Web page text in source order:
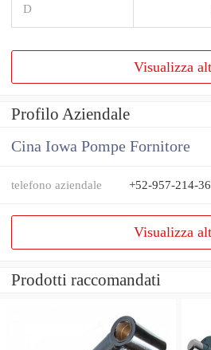
D
Visualizza
Profilo Aziendale
Cina Iowa Pompe Fornitore
telefono aziendale +52-957-214-
Visualizza
Prodotti raccomandati